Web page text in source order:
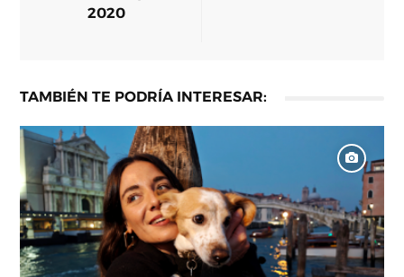
2020
TAMBIÉN TE PODRÍA INTERESAR: